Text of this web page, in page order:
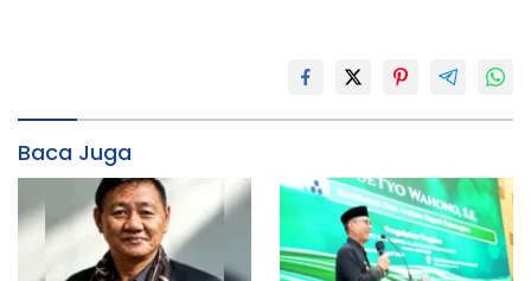
Baca Juga